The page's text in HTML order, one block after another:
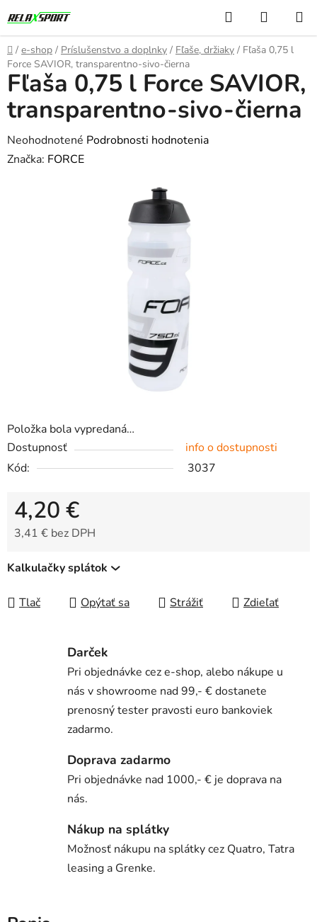
na
obsah
Hľadať
KOŠÍK
Domov
/ e-shop / Príslušenstvo a doplnky / Fľaše, držiaky / Fľaša 0,75 l
Force SAVIOR, transparentno-sivo-čierna
Položka bola vypredaná…
Dostupnosť
info o dostupnosti
Kód:
3037
4,20 €
3,41 € bez DPH
Kalkulačky splátok
Tlač Opýtať sa Strážiť Zdieľať
Fľaša 0,75 l Force SAVIOR,
transparentno-sivo-čierna
Priemerné
hodnotenie
Neohodnotené Podrobnosti hodnotenia
Značka: FORCE
Darček
Pri objednávke cez e-shop, alebo nákupe u
nás v showroome nad 99,- € dostanete
prenosný tester pravosti euro bankoviek
zadarmo.
Doprava zadarmo
Pri objednávke nad 1000,- € je doprava na
nás.
Nákup na splátky
Možnosť nákupu na splátky cez Quatro, Tatra
leasing a Grenke.